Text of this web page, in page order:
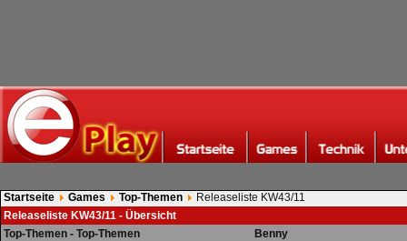
Startseite Games Top-Themen
Releaseliste KW43/11
Releaseliste KW43/11 - Übersicht
Top-Themen - Top-Themen
Benny